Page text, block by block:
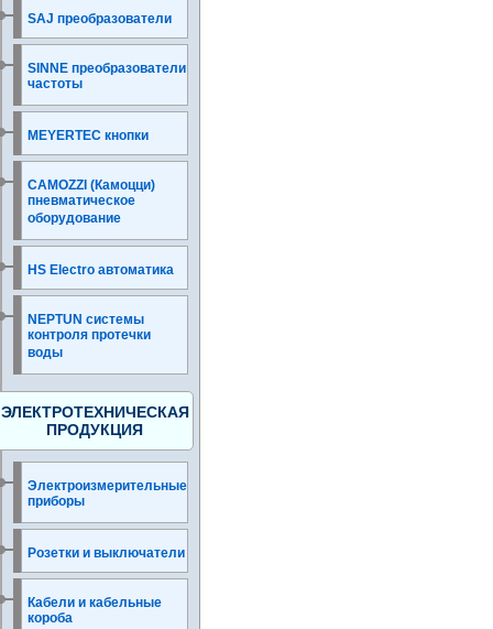
SAJ преобразователи
SINNE преобразователи
частоты
MEYERTEC кнопки
CAMOZZI (Камоцци)
пневматическое
оборудование
HS Electro автоматика
NEPTUN системы
контроля протечки
воды
ЭЛЕКТРОТЕХНИЧЕСКАЯ
ПРОДУКЦИЯ
Электроизмерительные
приборы
Розетки и выключатели
Кабели и кабельные
короба